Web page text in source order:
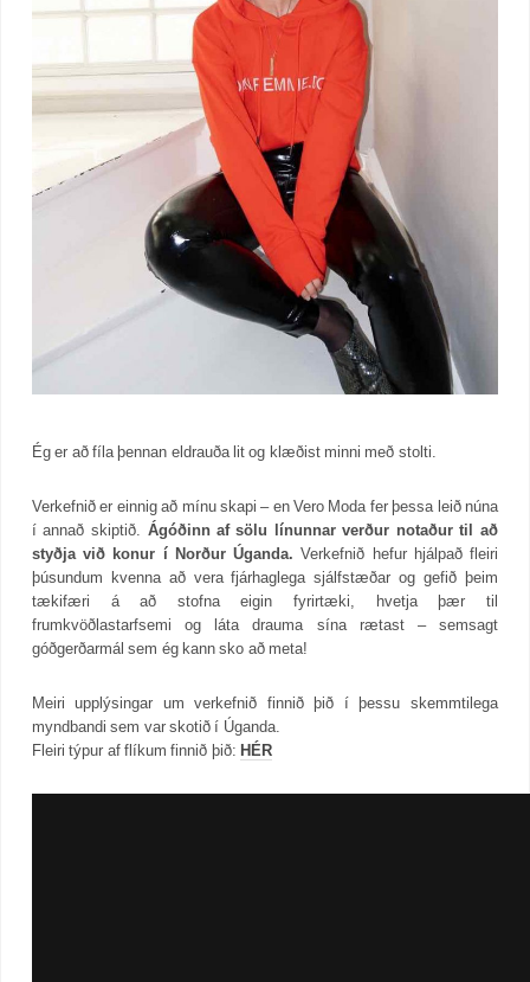
Ég er að fíla þennan eldrauða lit og klæðist minni með stolti.
Verkefnið er einnig að mínu skapi – en Vero Moda fer þessa leið núna
í annað skiptið. Ágóðinn af sölu línunnar verður notaður til að
styðja við konur í Norður Úganda. Verkefnið hefur hjálpað fleiri
þúsundum kvenna að vera fjárhaglega sjálfstæðar og gefið þeim
tækifæri á að stofna eigin fyrirtæki, hvetja þær til
frumkvöðlastarfsemi og láta drauma sína rætast – semsagt
góðgerðarmál sem ég kann sko að meta!
Meiri upplýsingar um verkefnið finnið þið í þessu skemmtilega
myndbandi sem var skotið í Úganda.
Fleiri týpur af flíkum finnið þið: HÉR